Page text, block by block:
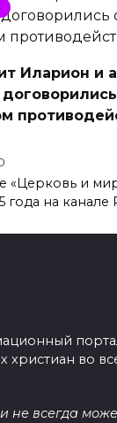
Иларион и
«Церковь и
года на канале
христиан во
не всегда